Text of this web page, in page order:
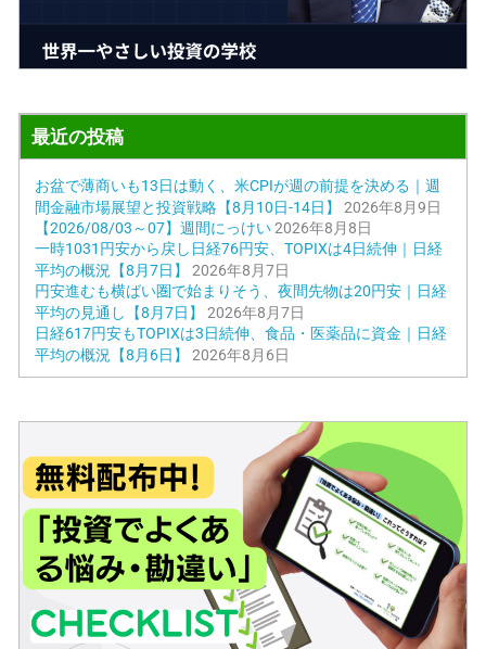
最近の投稿
お盆で薄商いも13日は動く、米CPIが週の前提を決める｜週
間金融市場展望と投資戦略【8月10日-14日】
2026年8月9日
【2026/08/03～07】週間にっけい 2026年8月8日
一時1031円安から戻し日経76円安、TOPIXは4日続伸｜日経
平均の概況【8月7日】
2026年8月7日
円安進むも横ばい圏で始まりそう、夜間先物は20円安｜日経
平均の見通し【8月7日】
2026年8月7日
日経617円安もTOPIXは3日続伸、食品・医薬品に資金｜日経
平均の概況【8月6日】
2026年8月6日